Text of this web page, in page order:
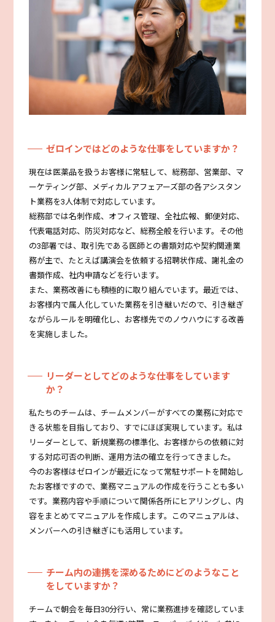
ゼロインではどのような仕事をしていますか？
現在は医薬品を扱うお客様に常駐して、総務部、営業部、マ
ーケティング部、メディカルアフェアーズ部の各アシスタン
ト業務を3人体制で対応しています。
総務部では名刺作成、オフィス管理、全社広報、郵便対応、
代表電話対応、防災対応など、総務全般を行います。その他
の3部署では、取引先である医師との書類対応や契約関連業
務が主で、たとえば講演会を依頼する招聘状作成、謝礼金の
書類作成、社内申請などを行います。
また、業務改善にも積極的に取り組んでいます。最近では、
お客様内で属人化していた業務を引き継いだので、引き継ぎ
ながらルールを明確化し、お客様先でのノウハウにする改善
を実施しました。
リーダーとしてどのような仕事をしています
か？
私たちのチームは、チームメンバーがすべての業務に対応で
きる状態を目指しており、すでにほぼ実現しています。私は
リーダーとして、新規業務の標準化、お客様からの依頼に対
する対応可否の判断、運用方法の確立を行ってきました。
今のお客様はゼロインが最近になって常駐サポートを開始し
たお客様ですので、業務マニュアルの作成を行うことも多い
です。業務内容や手順について関係各所にヒアリングし、内
容をまとめてマニュアルを作成します。このマニュアルは、
メンバーへの引き継ぎにも活用しています。
チーム内の連携を深めるためにどのようなこと
をしていますか？
チームで朝会を毎日30分行い、常に業務進捗を確認していま